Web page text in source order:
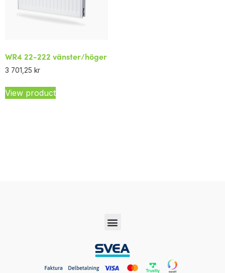
WR4 22-222 vänster/höger
3 701,25 kr
View product